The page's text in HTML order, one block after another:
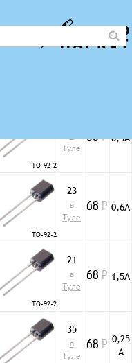
TO-92-2
в
Туле
68Р 0,4А
TO-92-2
23
в
Туле
68 Р 0,6А
TO-92-2
21
в
Туле
68 Р 1,5А
35
в
Туле
68 Р
0,25
А